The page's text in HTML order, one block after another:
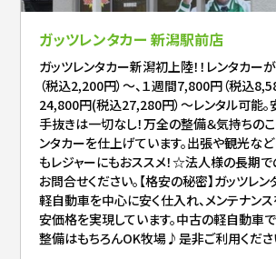
ガッツレンタカー 新潟駅前店
ガッツレンタカー新潟初上陸！！レンタカ
（税込2,200円）～、１週間7,800円（税込
24,800円(税込27,280円）～レンタル可能。
手抜きは一切なし！万全の整備＆気持ちの
ンタカーを仕上げています。出張や観光な
もレジャーにもおススメ！☆法人様の長期
お問合せください。【格安の秘密】ガッツレ
軽自動車を中心に安く仕入れ、メンテナン
安価格を実現しています。中古の軽自動車で
整備はもちろんOK牧場♪是非ご利用くださ